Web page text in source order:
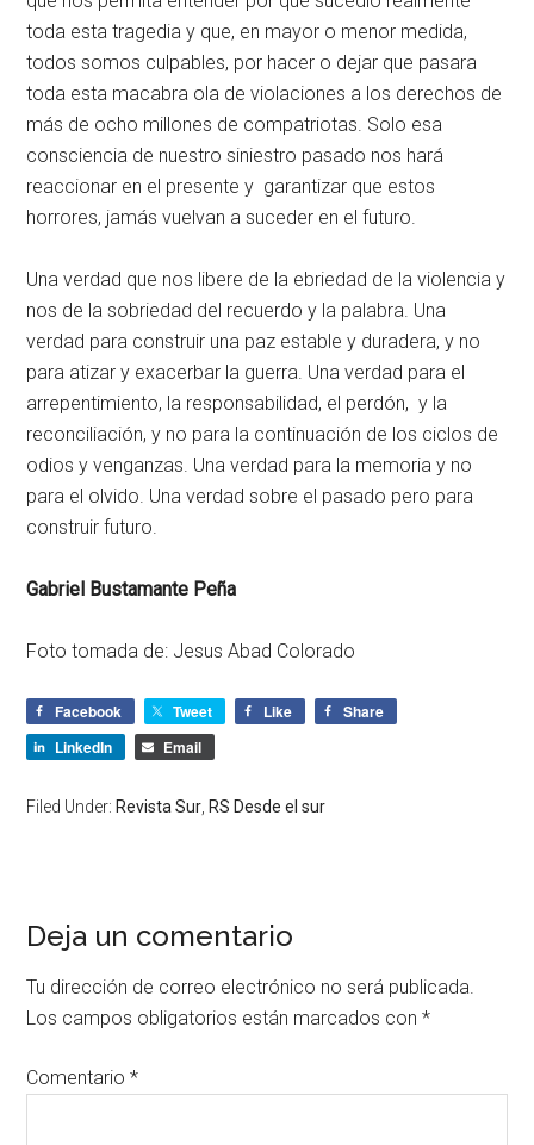
toda esta tragedia y que, en mayor o menor medida,
todos somos culpables, por hacer o dejar que pasara
toda esta macabra ola de violaciones a los derechos de
más de ocho millones de compatriotas. Solo esa
consciencia de nuestro siniestro pasado nos hará
reaccionar en el presente y garantizar que estos
horrores, jamás vuelvan a suceder en el futuro.
Una verdad que nos libere de la ebriedad de la violencia y
nos de la sobriedad del recuerdo y la palabra. Una
verdad para construir una paz estable y duradera, y no
para atizar y exacerbar la guerra. Una verdad para el
arrepentimiento, la responsabilidad, el perdón, y la
reconciliación, y no para la continuación de los ciclos de
odios y venganzas. Una verdad para la memoria y no
para el olvido. Una verdad sobre el pasado pero para
construir futuro.
Gabriel Bustamante Peña
Foto tomada de: Jesus Abad Colorado
Facebook Tweet Like
Share
LinkedIn
Email
Filed Under: Revista Sur, RS Desde el sur
Deja un comentario
Tu dirección de correo electrónico no será publicada.
Los campos obligatorios están marcados con*
Comentario*